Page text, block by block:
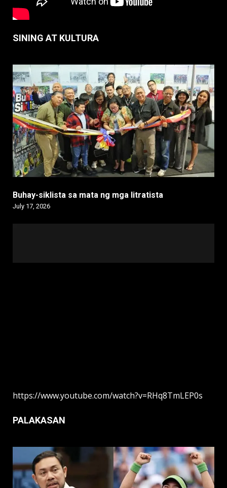
SINING AT KULTURA
Buhay-siklista sa mata ng mga litratista
July 17, 2026
https://www.youtube.com/watch?v=RHq8TmLEP0s
PALAKASAN